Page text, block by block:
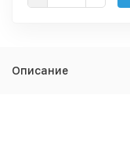
Описание